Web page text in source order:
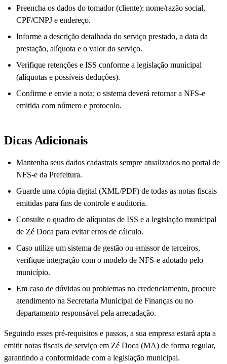
Preencha os dados do tomador (cliente): nome/razão social,
CPF/CNPJ e endereço.
Informe a descrição detalhada do serviço prestado, a data da
prestação, alíquota e o valor do serviço.
Verifique retenções e ISS conforme a legislação municipal
(alíquotas e possíveis deduções).
Confirme e envie a nota; o sistema deverá retornar a NFS-e
emitida com número e protocolo.
Dicas Adicionais
Mantenha seus dados cadastrais sempre atualizados no portal de
NFS-e da Prefeitura.
Guarde uma cópia digital (XML/PDF) de todas as notas fiscais
emitidas para fins de controle e auditoria.
Consulte o quadro de alíquotas de ISS e a legislação municipal
de Zé Doca para evitar erros de cálculo.
Caso utilize um sistema de gestão ou emissor de terceiros,
verifique integração com o modelo de NFS-e adotado pelo
município.
Em caso de dúvidas ou problemas no credenciamento, procure
atendimento na Secretaria Municipal de Finanças ou no
departamento responsável pela arrecadação.
Seguindo esses pré-requisitos e passos, a sua empresa estará apta a
emitir notas fiscais de serviço em Zé Doca (MA) de forma regular,
garantindo a conformidade com a legislação municipal.